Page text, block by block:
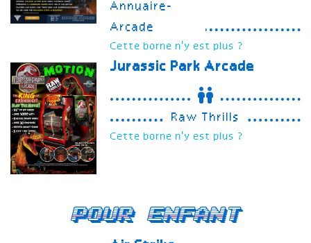
Annuaire-
Arcade
Cette borne n'y est plus ?
Jurassic Park Arcade
Raw Thrills
Cette borne n'y est plus ?
Pour enfant